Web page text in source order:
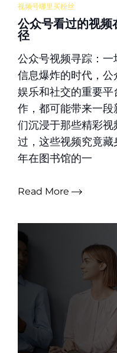
视频号哪里买粉丝
公众号看过的视
径
公众号视频寻踪：
信息爆炸的时代，公
娱乐和社交的重要
作，都可能带来一
们沉浸于那些精彩
过，这些视频究竟
年在图书馆的一
Read More